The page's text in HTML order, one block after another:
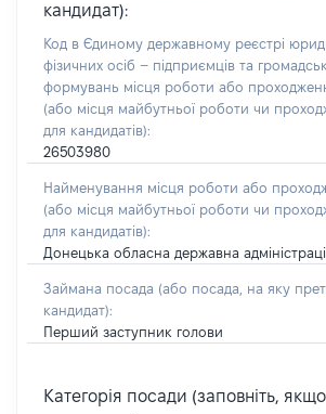
кандидат):
Код в Єдиному державному реєстрі
фізичних осіб – підприємців та
формувань місця роботи або
(або місця майбутньої роботи чи
для кандидатів):
26503980
Найменування місця роботи або
(або місця майбутньої роботи чи
для кандидатів):
Донецька обласна державна
Займана посада (або посада, на яку
кандидат):
Перший заступник голови
Категорія посади (заповніть,